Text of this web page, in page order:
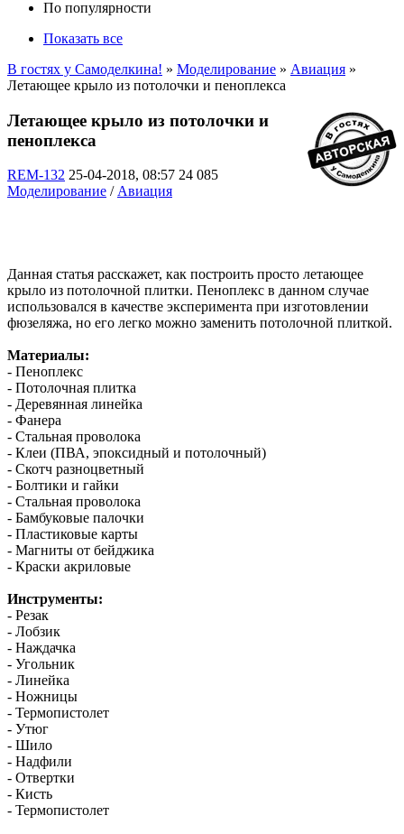
По популярности
Показать все
В гостях у Самоделкина! » Моделирование » Авиация »
Летающее крыло из потолочки и пеноплекса
Летающее крыло из потолочки и
пеноплекса
REM-132 25-04-2018, 08:57 24 085
Моделирование /Авиация
Данная статья расскажет, как построить просто летающее
крыло из потолочной плитки. Пеноплекс в данном случае
использовался в качестве эксперимента при изготовлении
фюзеляжа, но его легко можно заменить потолочной плиткой.
Материалы:
- Пеноплекс
- Потолочная плитка
- Деревянная линейка
- Фанера
- Стальная проволока
- Клеи (ПВА, эпоксидный и потолочный)
- Скотч разноцветный
- Болтики и гайки
- Стальная проволока
- Бамбуковые палочки
- Пластиковые карты
- Магниты от бейджика
- Краски акриловые
Инструменты:
- Резак
- Лобзик
- Наждачка
- Угольник
- Линейка
- Ножницы
- Термопистолет
- Утюг
- Шило
- Надфили
- Отвертки
- Кисть
- Термопистолет